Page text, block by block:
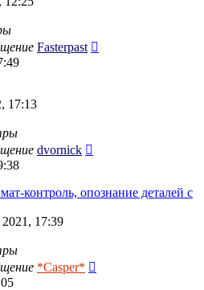
Fasterpast
17:13
dvornick
контроль, опознание деталей с
2021, 17:39
*Casper*